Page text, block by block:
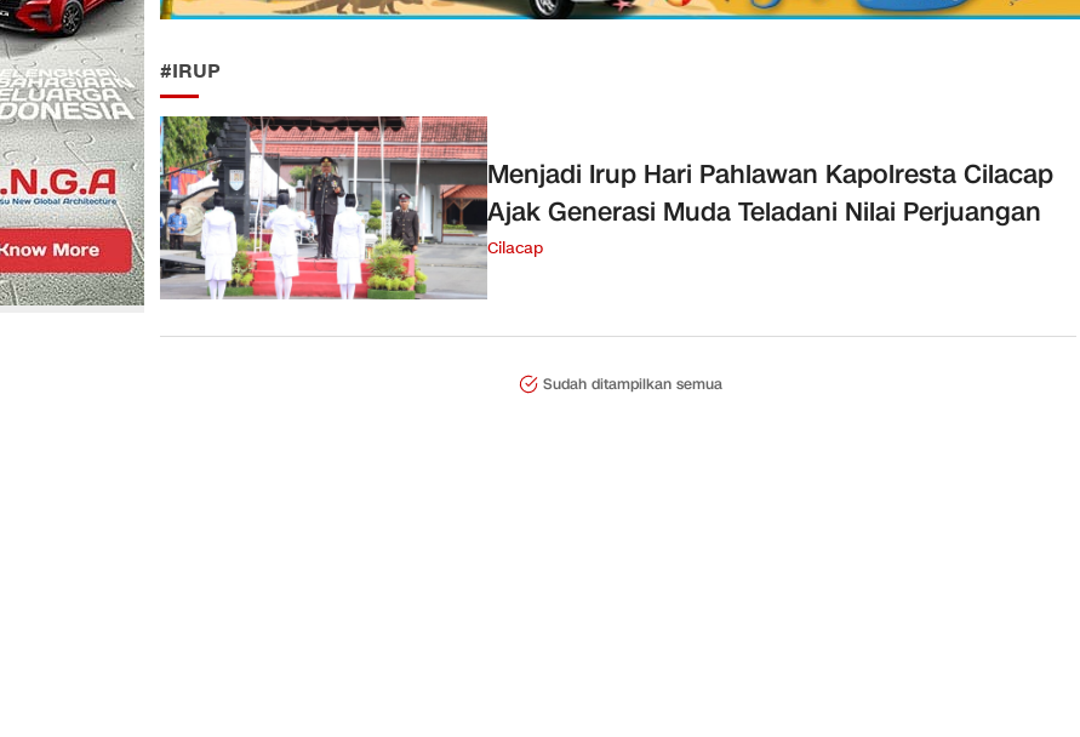
#IRUP
Menjadi Irup Hari Pahlawan Kapolresta Cilacap
Ajak Generasi Muda Teladani Nilai Perjuangan
Cilacap
Sudah ditampilkan semua